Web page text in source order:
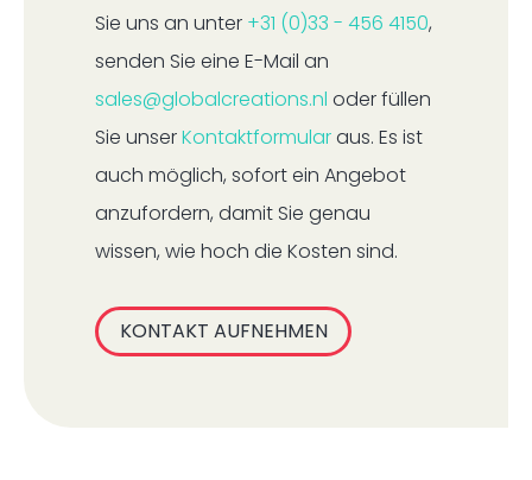
Sie uns an unter +31 (0)33 - 456 4150,
senden Sie eine E-Mail an
sales@globalcreations.nl oder füllen
Sie unserKontaktformularaus. Es ist
auch möglich, sofort ein Angebot
anzufordern, damit Sie genau
wissen, wie hoch die Kosten sind.
KONTAKT AUFNEHMEN